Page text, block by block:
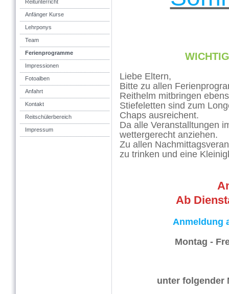
Reitunterricht
Anfänger Kurse
Lehrponys
Team
Ferienprogramme
Impressionen
Fotoalben
Anfahrt
Kontakt
Reitschülerbereich
Impressum
Liebe Eltern,
Bitte zu allen
Reithelm mitbringen
Stiefeletten sind zum
Chaps ausreichent.
Da alle Veranstalltungen
wettergerecht anziehen.
Zu allen
zu trinken und eine
Ab
Anmeldung
Montag -
unter folgender